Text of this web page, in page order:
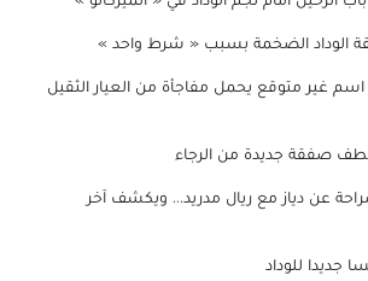
الوداد الضخمة بسبب « شرط واحد »
اسم غير متوقع يحمل مفاجأة من العيار الثقيل
صفقة جديدة من الرجاء
عن دياز مع ريال مدريد... ويكشف آخر
جديدا للوداد